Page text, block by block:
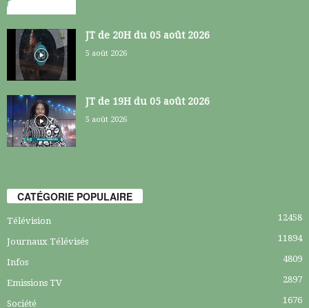
JT de 20H du 05 août 2026
5 août 2026
JT de 19H du 05 août 2026
5 août 2026
CATÉGORIE POPULAIRE
Télévision 12458
Journaux Télévisés 11894
Infos 4809
Emissions TV 2897
Société 1676